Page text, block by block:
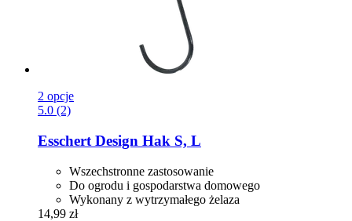
2 opcje
5.0 (2)
Esschert Design Hak S, L
Wszechstronne zastosowanie
Do ogrodu i gospodarstwa domowego
Wykonany z wytrzymałego żelaza
14,99 zł